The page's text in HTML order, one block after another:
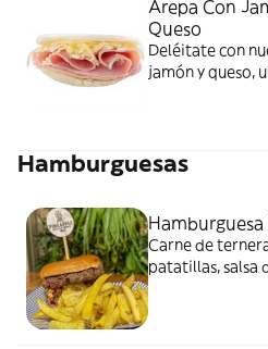
Arepa Con
Queso
Deléitate con
jamón y queso,
Hamburguesas
Carne de
patatillas, salsa